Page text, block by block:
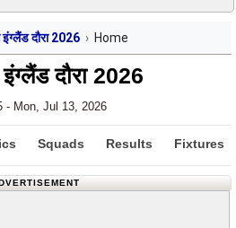
इंग्लैंड दौरा 2026 Home
दौरा 2026
- Mon, Jul 13, 2026
Squads Results Fixtures